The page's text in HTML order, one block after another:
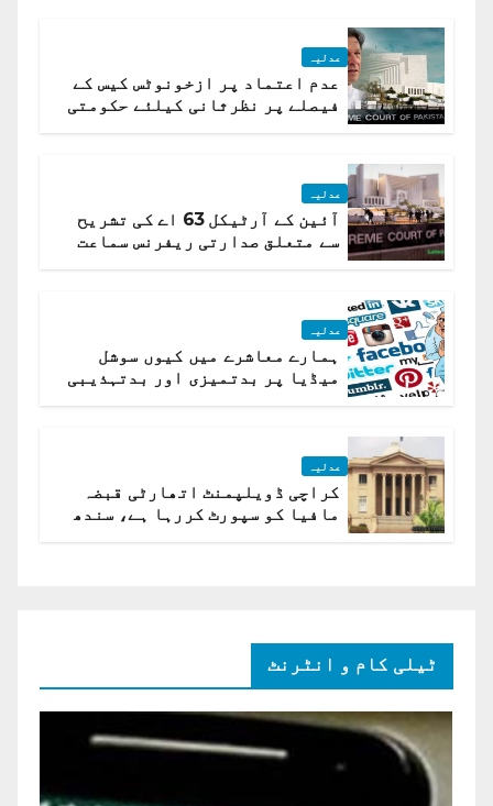
عدلیہ
عدم اعتماد پر ازخونوٹس کیس کے
فیصلے پر نظرثانی کیلئے حکومتی
عدلیہ
آئین کے آرٹیکل 63 اے کی تشریح
سے متعلق صدارتی ریفرنس سماعت
عدلیہ
ہمارے معاشرے میں کیوں سوشل
میڈیا پر بدتمیزی اور بدتہذیبی
عدلیہ
کراچی ڈویلپمنٹ اتھارٹی قبضہ
مافیا کو سپورٹ کررہا ہے، سندھ
ٹیلی کام و انٹرنٹ